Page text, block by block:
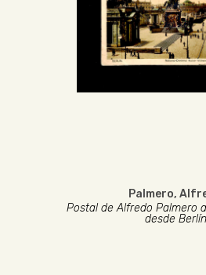
Palmero,
Postal de Alfredo Palmero
desde Berlín